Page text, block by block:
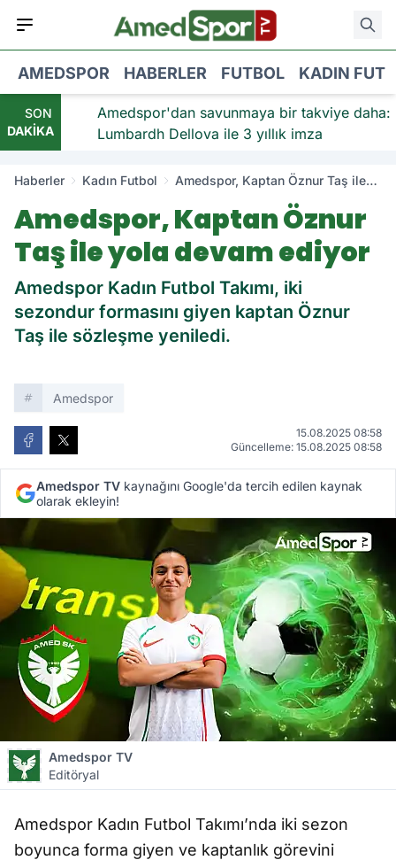
AMEDSPOR HABERLER FUTBOL KADIN
SON
DAKİKA
Amedspor'dan savunmaya bir takviye daha:
Lumbardh Dellova ile 3 yıllık imza
Haberler Kadın Futbol
Amedspor, Kaptan Öznur Taş ile
Amedspor, Kaptan Öznur
Taş ile yola devam ediyor
Amedspor Kadın Futbol Takımı, iki
sezondur formasını giyen kaptan Öznur
Taş ile sözleşme yeniledi.
Amedspor
15.08.2025 08:58
Güncelleme: 15.08.2025 08:58
Amedspor TV kaynağını Google'da tercih edilen kaynak
olarak ekleyin!
Amedspor TV
Editöryal
Amedspor Kadın Futbol Takımı’nda iki sezon
boyunca forma giyen ve kaptanlık görevini